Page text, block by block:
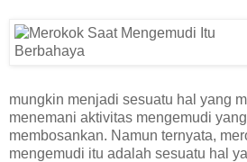
mungkin menjadi sesuatu hal yang
menemani aktivitas mengemudi
membosankan. Namun ternyata,
mengemudi itu adalah sesuatu hal